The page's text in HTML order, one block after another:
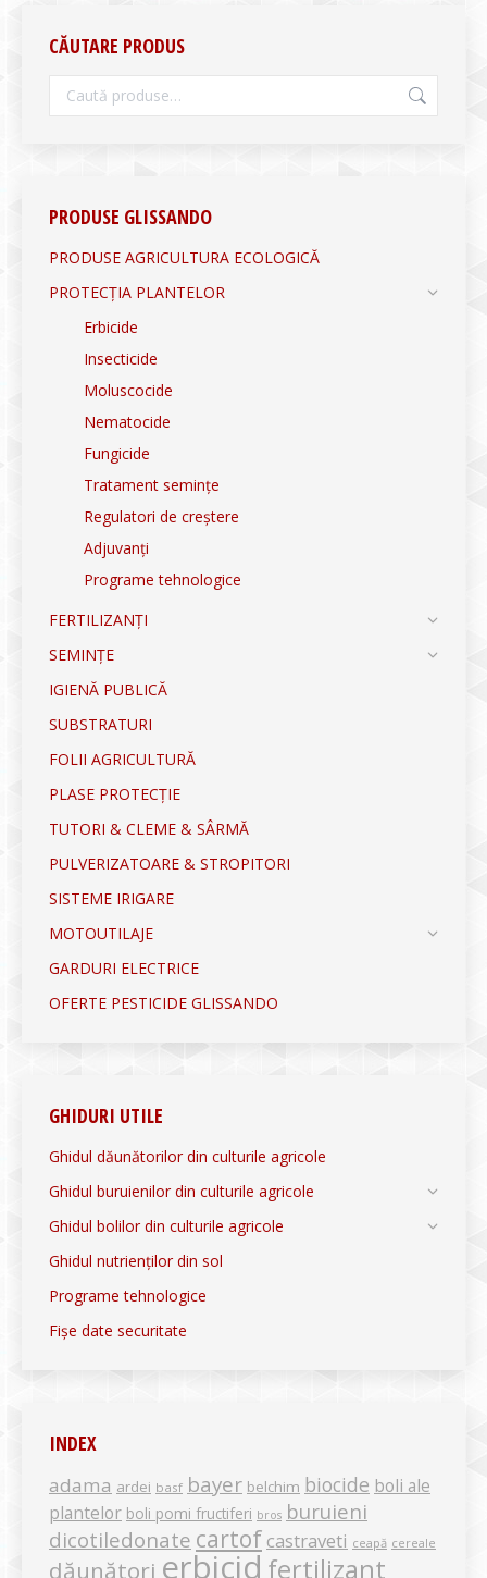
CĂUTARE PRODUS
PRODUSE GLISSANDO
PRODUSE AGRICULTURA ECOLOGICĂ
PROTECȚIA PLANTELOR
Erbicide
Insecticide
Moluscocide
Nematocide
Fungicide
Tratament semințe
Regulatori de creștere
Adjuvanți
Programe tehnologice
FERTILIZANȚI
SEMINȚE
IGIENĂ PUBLICĂ
SUBSTRATURI
FOLII AGRICULTURĂ
PLASE PROTECȚIE
TUTORI & CLEME & SÂRMĂ
PULVERIZATOARE & STROPITORI
SISTEME IRIGARE
MOTOUTILAJE
GARDURI ELECTRICE
OFERTE PESTICIDE GLISSANDO
GHIDURI UTILE
Ghidul dăunătorilor din culturile agricole
Ghidul buruienilor din culturile agricole
Ghidul bolilor din culturile agricole
Ghidul nutrienților din sol
Programe tehnologice
Fișe date securitate
INDEX
adama ardei basf bayer belchim biocide boli ale
plantelor boli pomi fructiferi bros buruieni
dicotiledonate cartof castraveti ceapă cereale
dăunători erbicid fertilizant